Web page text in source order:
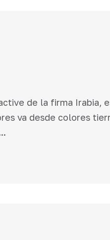
de la firma Irabia,
va desde colores